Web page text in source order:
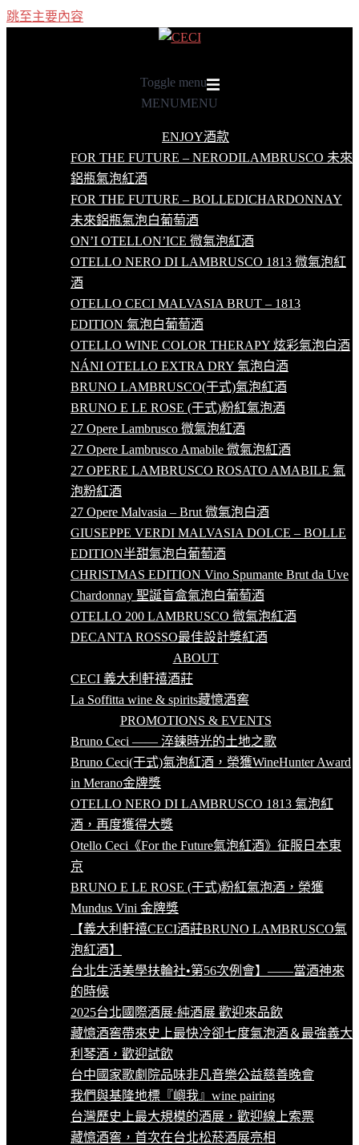
跳至主要內容
Toggle menu
MENUMENU
ENJOY酒款
FOR THE FUTURE – NERODILAMBRUSCO 未來
鋁瓶氣泡紅酒
FOR THE FUTURE – BOLLEDICHARDONNAY
未來鋁瓶氣泡白葡萄酒
ON’I OTELLON’ICE 微氣泡紅酒
OTELLO NERO DI LAMBRUSCO 1813 微氣泡紅
酒
OTELLO CECI MALVASIA BRUT – 1813
EDITION 氣泡白葡萄酒
OTELLO WINE COLOR THERAPY 炫彩氣泡白酒
NÁNI OTELLO EXTRA DRY 氣泡白酒
BRUNO LAMBRUSCO(干式)氣泡紅酒
BRUNO E LE ROSE (干式)粉紅氣泡酒
27 Opere Lambrusco 微氣泡紅酒
27 Opere Lambrusco Amabile 微氣泡紅酒
27 OPERE LAMBRUSCO ROSATO AMABILE 氣
泡粉紅酒
27 Opere Malvasia – Brut 微氣泡白酒
GIUSEPPE VERDI MALVASIA DOLCE – BOLLE
EDITION半甜氣泡白葡萄酒
CHRISTMAS EDITION Vino Spumante Brut da Uve
Chardonnay 聖誕盲盒氣泡白葡萄酒
OTELLO 200 LAMBRUSCO 微氣泡紅酒
DECANTA ROSSO最佳設計獎紅酒
ABOUT
CECI 義大利軒禧酒莊
La Soffitta wine & spirits藏憶酒窖
PROMOTIONS & EVENTS
Bruno Ceci —— 淬鍊時光的土地之歌
Bruno Ceci(干式)氣泡紅酒，榮獲WineHunter Award
in Merano金牌獎
OTELLO NERO DI LAMBRUSCO 1813 氣泡紅
酒，再度獲得大獎
Otello Ceci《For the Future氣泡紅酒》征服日本東
京
BRUNO E LE ROSE (干式)粉紅氣泡酒，榮獲
Mundus Vini 金牌獎
【義大利軒禧CECI酒莊BRUNO LAMBRUSCO氣
泡紅酒】
台北生活美學扶輪社•第56次例會】——當酒神來
的時候
2025台北國際酒展·純酒展 歡迎來品飲
藏憶酒窖帶來史上最快冷卻七度氣泡酒＆最強義大
利琴酒，歡迎試飲
台中國家歌劇院品味非凡音樂公益慈善晚會
我們與基隆地標『嶼我』wine pairing
台灣歷史上最大規模的酒展，歡迎線上索票
藏憶酒窖，首次在台北松菸酒展亮相